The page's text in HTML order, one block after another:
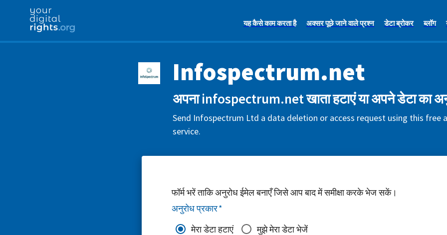
यह कैसे काम करता है अक्सर पूछे जाने वाले प्रश्न डेटा ब्रोकर ब्लॉग
Infospectrum.net
अपना infospectrum.net खाता हटाएं या अपने डेटा का
Send Infospectrum Ltd a data deletion or access request using this free
service.
फॉर्म भरें ताकि अनुरोध ईमेल बनाएँ जिसे आप बाद में समीक्षा करके भेज सकें।
अनुरोध प्रकार*
मेरा डेटा हटाएं
मुझे मेरा डेटा भेजें